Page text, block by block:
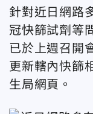
針對近日網路
冠快篩試劑等
已於上週召開
更新轄內快篩
生局網頁。